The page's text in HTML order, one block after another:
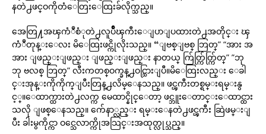
နတဲ႕ဖင္ဝကိုတံေတြးေထြးခ်လိုက္သည္။
အေတြ႔အၾကံဳစံုတဲ႕လူပ်ိဳၾကီးေျပာျပထားတဲ႕အတိုင္း ၾ
ကံဳတုန္းေလး မိေထြးဖင္ကိုလိုးသည္။ “ျဗစ္ျဗစ္ ဘြတ္” “အား အ
အား ျဖည္းျဖည္း ျဖည္းျဖည္း နာတယ္ က်ြတ္က်ြတ္က်ြတ္” ”ဘု
ဘု ဗလစ္ ဘြတ္” လီးကတစ္ဝက္ခန္႕ဝင္သြားျပီ။မိေထြးလည္း ေခါ
င္းအုန္းကိုကိုက္ျပီးတြန္႕လိမ္ေနသည္။ ဖင္ၾကီးတစ္ရမ္းရမ္းနွ
င့္။ေထာက္ထားတဲ႕လက္က မေထာင္နိုင္ေတာ့ ဖင္ဘူးေတာင္းေထာင္ထား
သလို ျဖစ္ေနသည္။ က်ေနာ္လည္း ရမ္းေနတဲ႕ဖင္ၾကီး ဆြဲဖမ္းျ
ပီး ခါးမွကိုင္ကာ ဝင္သေလာက္ကိုအသြင္းအထုတ္လုပ္သည္။